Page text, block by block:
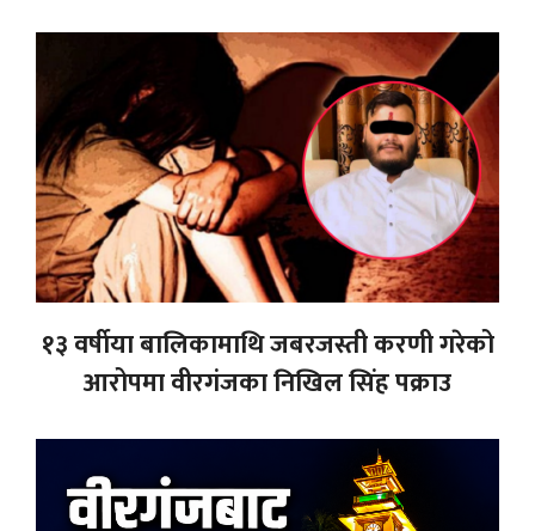
१३ वर्षीया बालिकामाथि जबरजस्ती करणी गरेको
आरोपमा वीरगंजका निखिल सिंह पक्राउ